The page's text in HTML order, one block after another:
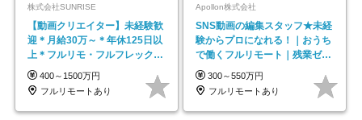
株式会社SUNRISE
【動画クリエイター】未経験歓
迎＊月給30万～＊年休125日以
上＊フルリモ・フルフレックス
◆10名の採用が決定◆
400～1500万円
フルリモートあり
Apollon株式会社
SNS動画の編集スタッフ★未経
験からプロになれる！｜おうち
で働くフルリモート｜残業ゼロ
で18時退勤◎
300～550万円
フルリモートあり